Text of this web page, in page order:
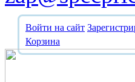
Войти на сайт
Корзина